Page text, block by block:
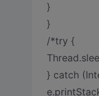
}
}
/*try {
} catch